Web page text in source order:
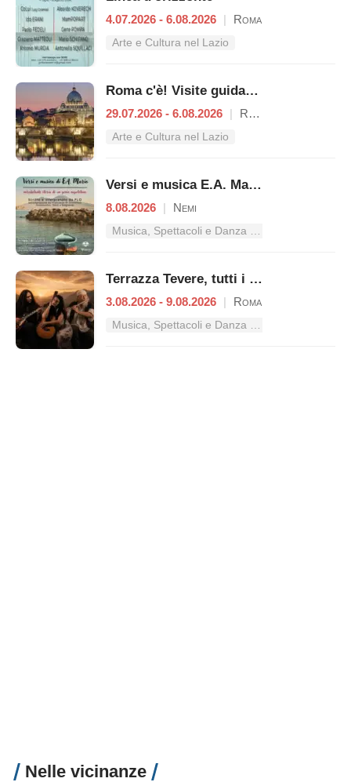
4.07.2026 - 6.08.2026 | Roma
Arte e Cultura nel Lazio
Roma c'è! Visite guidate (anche per bambini) dal 29 luglio al 6 agosto 2026
29.07.2026 - 6.08.2026 | Roma
Arte e Cultura nel Lazio
Versi e musica E.A. Mario - Mirabolante storia di un genio napoletano
8.08.2026 | Nemi
Terrazza Tevere, tutti i concerti dal 3 al 9 agosto
3.08.2026 - 9.08.2026 | Roma
Nelle vicinanze